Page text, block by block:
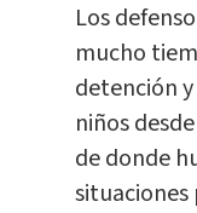
Los
mucho
detención
niños
de donde
situaciones